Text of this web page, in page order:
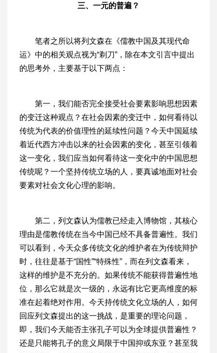
三、一元的普遍？
笔者之所以将列文森在《儒教中国及其现代命
运》中的相关观点视为“剃刀”，除在本文引言中提出
的思考外，主要基于以下两点：
第一，我们能否完全接受社会要素影响思想因素
的变迁这种观点？在社会因素的变迁中，如何看待以
传统为代表的价值理性的延续性问题？今天中国延续
着近代西方冲击以来的社会因素的变化，甚至引领着
这一变化，我们应当如何看待这一变化中的中国思想
传统呢？一个坚持传统立场的人，要真诚地面对社会
要素对社会文化心理的影响。
第二，列文森认为儒教已经走入博物馆，其核心
理由是儒教传统在当今中国已经不具备普遍性。我们
可以看到，今天众多传统文化的维护者在为传统辩护
时，往往是基于“国性”“特殊性”，而在列文森看来，
这样的维护是不充分的。如果传统不能获得普遍性地
位，那么它就是次一级的，永远有比它更高维度的标
准在起着绝对作用。今天持传统文化立场的人，如何
回应列文森提出的这一挑战，是重要的理论问题，
即，我们今天能否主张孔子可以为全球提供普遍性？
还是只能将孔子的意义局限于中国抑或东亚？甚至我